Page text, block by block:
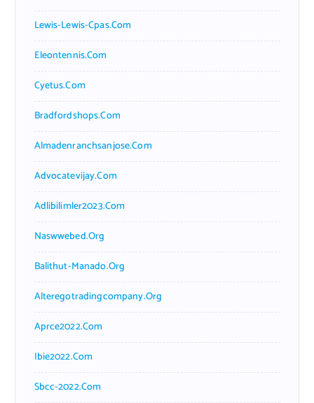
Lewis-Lewis-Cpas.com
Eleontennis.com
Cyetus.com
Bradfordshops.com
Almadenranchsanjose.com
Advocatevijay.com
Adlibilimler2023.com
Naswwebed.org
Balithut-Manado.org
Alteregotradingcompany.org
Aprce2022.com
Ibie2022.com
Sbcc-2022.com